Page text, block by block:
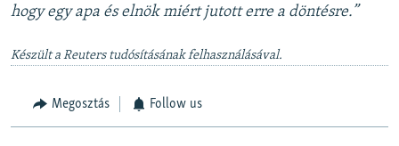
hogy egy apa és elnök miért jutott erre a döntésre.”
Készült a Reuters tudósításának felhasználásával.
Megosztás Follow us